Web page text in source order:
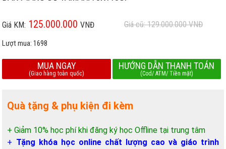
Giá KM: 125.000.000VNĐ Giá cũ: 129.000.000VNĐ
Lượt mua:1698
MUA NGAY
(Giao hàng toàn quốc)
HƯỚNG DẪN THANH TOÁN
(Cod/ ATM/ Tiền mặt)
Quà tặng & phụ kiện đi kèm
+ Giảm 10% học phí khi đăng ký học Offline tại trung tâm
+ Tặng khóa học online chất lượng cao và giáo trình